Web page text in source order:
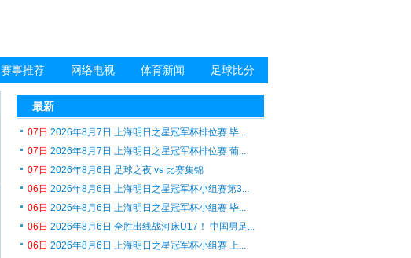
赛事推荐 网络电视 体育新闻 足球比分
最新
07日 2026年8月7日 上海明日之星冠军杯排位赛 毕...
07日 2026年8月7日 上海明日之星冠军杯排位赛 葡...
07日 2026年8月6日 足球之夜 vs 比赛集锦
06日 2026年8月6日 上海明日之星冠军杯小组赛第3...
06日 2026年8月6日 上海明日之星冠军杯小组赛 毕...
06日 2026年8月6日 全胜出线战河床U17！ 中国男足...
06日 2026年8月6日 上海明日之星冠军杯小组赛 上...